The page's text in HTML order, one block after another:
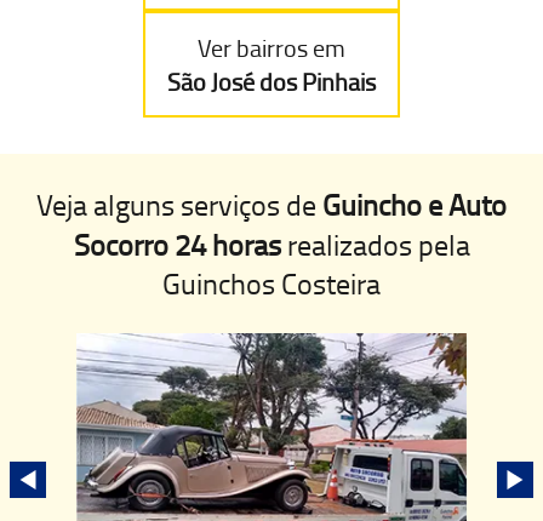
Ver bairros em
São José dos Pinhais
Veja alguns serviços de Guincho e Auto
Socorro 24 horasrealizados pela
Guinchos Costeira